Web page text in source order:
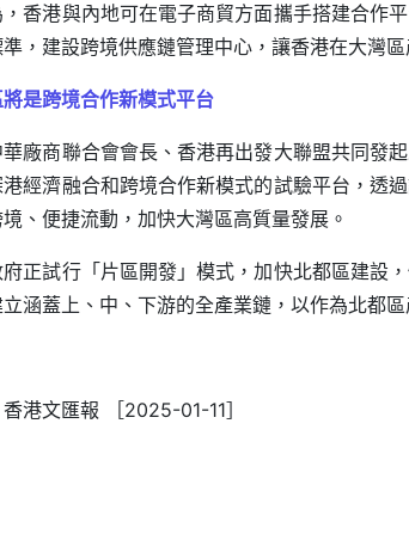
香港與內地可在電子商貿方面攜手搭建合作
，建設跨境供應鏈管理中心，讓香港在大灣
是跨境合作新模式平台
廠商聯合會會長、香港再出發大聯盟共同發
經濟融合和跨境合作新模式的試驗平台，透
、便捷流動，加快大灣區高質量發展。
正試行「片區開發」模式，加快北都區建設
涵蓋上、中、下游的全產業鏈，以作為北都
港文匯報 ［2025-01-11］